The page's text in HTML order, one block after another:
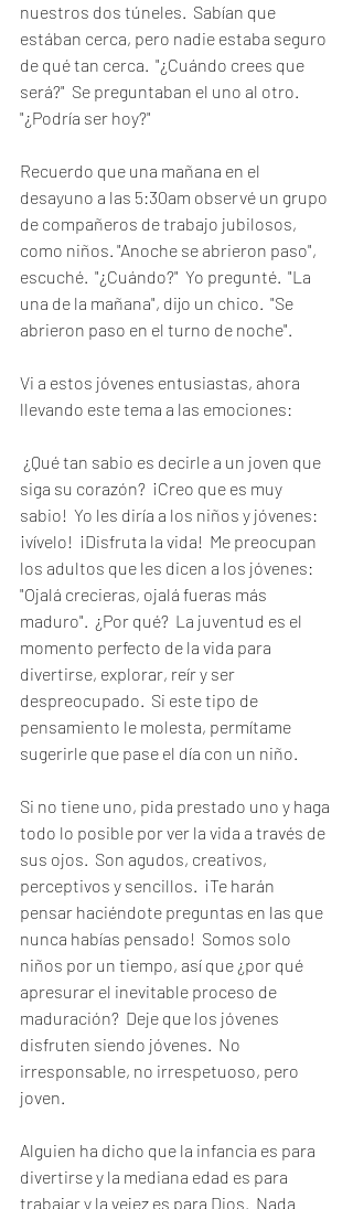
nuestros dos túneles.  Sabían que
estában cerca, pero nadie estaba seguro
de qué tan cerca.  "¿Cuándo crees que
será?"  Se preguntaban el uno al otro.
"¿Podría ser hoy?"
Recuerdo que una mañana en el
desayuno a las 5:30am observé un grupo
de compañeros de trabajo jubilosos,
como niños. "Anoche se abrieron paso",
escuché.  "¿Cuándo?"  Yo pregunté.  "La
una de la mañana", dijo un chico.  "Se
abrieron paso en el turno de noche".
Vi a estos jóvenes entusiastas, ahora
llevando este tema a las emociones:
siga su corazón?  ¡Creo que es muy
sabio!  Yo les diría a los niños y jóvenes:
¡vívelo!  ¡Disfruta la vida!  Me preocupan
los adultos que les dicen a los jóvenes:
"Ojalá crecieras, ojalá fueras más
maduro".  ¿Por qué?  La juventud es el
momento perfecto de la vida para
divertirse, explorar, reír y ser
despreocupado.  Si este tipo de
pensamiento le molesta, permítame
sugerirle que pase el día con un niño.
Si no tiene uno, pida prestado uno y haga
todo lo posible por ver la vida a través de
sus ojos.  Son agudos, creativos,
perceptivos y sencillos.  ¡Te harán
pensar haciéndote preguntas en las que
nunca habías pensado!  Somos solo
niños por un tiempo, así que ¿por qué
apresurar el inevitable proceso de
maduración?  Deje que los jóvenes
disfruten siendo jóvenes.  No
irresponsable, no irrespetuoso, pero
joven.
Alguien ha dicho que la infancia es para
divertirse y la mediana edad es para
trabajar y la vejez es para Dios.  Nada